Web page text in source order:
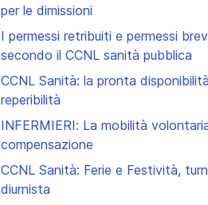
per le dimissioni
I permessi retribuiti e permessi
secondo il CCNL sanità pubblica
CCNL Sanità: la pronta
reperibilità
INFERMIERI: La mobilità
compensazione
CCNL Sanità: Ferie e Festività,
diurnista